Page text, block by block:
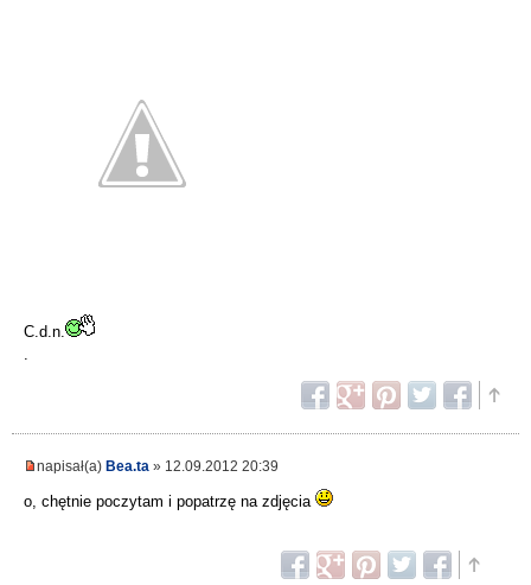
C.d.n.
.
napisał(a) Bea.ta » 12.09.2012 20:39
o, chętnie poczytam i popatrzę na zdjęcia